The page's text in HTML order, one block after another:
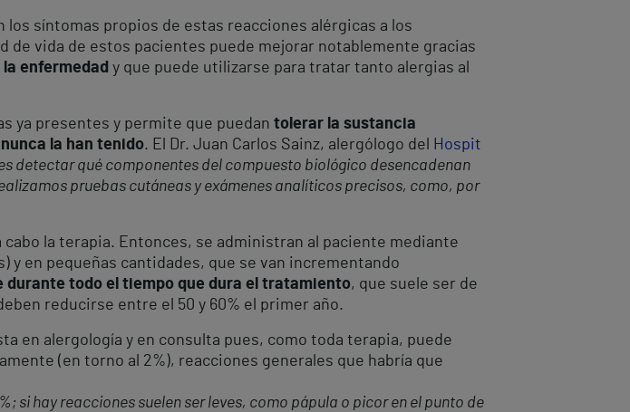
síntomas propios de estas reacciones alérgicas a los
de vida de estos pacientes puede mejorar notablemente gracias
enfermedad y que puede utilizarse para tratar tanto alergias al
ya presentes y permite que puedan tolerar la sustancia
la han tenido. El Dr. Juan Carlos Sainz, alergólogo del
Hospit
detectar qué componentes del compuesto biológico desencadenan
pruebas cutáneas y exámenes analíticos precisos, como, por
la terapia. Entonces, se administran al paciente mediante
y en pequeñas cantidades, que se van incrementando
durante todo el tiempo que dura el tratamiento, que suele ser de
reducirse entre el 50 y 60% el primer año.
en alergología y en consulta pues, como toda terapia, puede
(en torno al 2%), reacciones generales que habría que
si hay reacciones suelen ser leves, como pápula o picor en el punto de